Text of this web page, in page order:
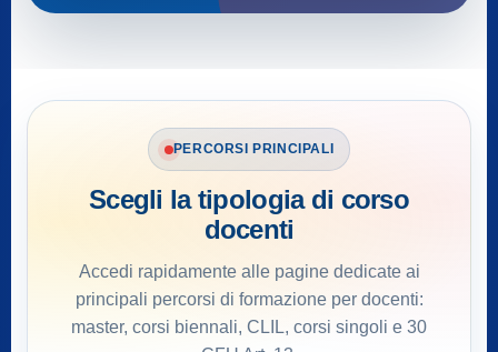
PERCORSI PRINCIPALI
Scegli la tipologia di corso
docenti
Accedi rapidamente alle pagine dedicate ai
principali percorsi di formazione per docenti:
master, corsi biennali, CLIL, corsi singoli e 30